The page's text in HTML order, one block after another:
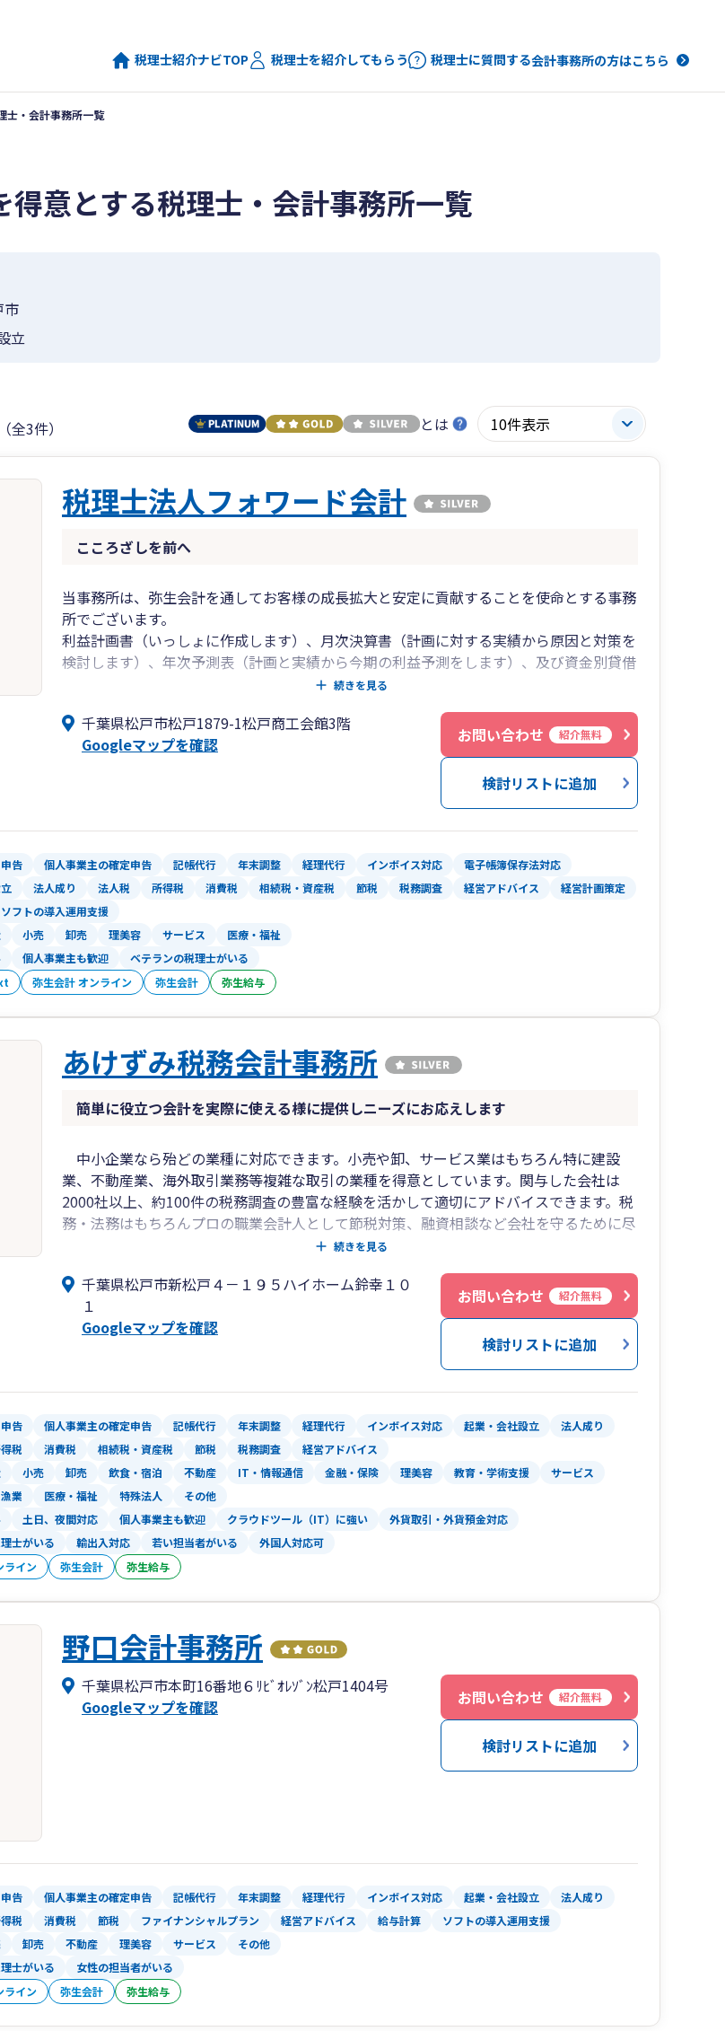
税理士紹介ナビTOP 税理士を紹介してもらう 税理士に質問する会計事務所の方はこちら
士・会計事務所一覧
意とする税理士・会計事務所一覧
市
立
全3件） とは
税理士法人フォワード会計
こころざしを前へ
当事務所は、弥生会計を通してお客様の成長拡大と安定に貢献することを使命とする事務
所でございます。
利益計画書（いっしょに作成します）、月次決算書（計画に対する実績から原因と対策を
検討します）、年次予測表（計画と実績から今期の利益予測をします）、及び資金別貸借
対照表（お金のバランスを診断します）などによりお客様が安心して経営できますようサ
現在、総勢6名の小規模の事務所ではございますが、税理士（所長、副所長）が対応させ
ていただきます。
当事務所は、”お客様に寄り添う日本一”を目指しており、お客様のお困りごと、心配事の
続きを見る
千葉県松戸市松戸1879-1松戸商工会館3階
Googleマップを確認
お問い合わせ 紹介無料
検討リストに追加
告 個人事業主の確定申告 記帳代行 年末調整 経理代行 インボイス対応
電子帳簿保存法対応
法人成り 法人税 所得税 消費税 相続税・資産税 節税 税務調査 経営アドバイス
経営計画策定
ソフトの導入運用支援
小売 卸売 理美容 サービス 医療・福祉
個人事業主も歓迎 ベテランの税理士がいる
弥生会計 オンライン 弥生会計 弥生給与
あけずみ税務会計事務所
簡単に役立つ会計を実際に使える様に提供しニーズにお応えします
中小企業なら殆どの業種に対応できます。小売や卸、サービス業はもちろん特に建設
業、不動産業、海外取引業務等複雑な取引の業種を得意としています。関与した会社は
2000社以上、約100件の税務調査の豊富な経験を活かして適切にアドバイスできます。税
務・法務はもちろんプロの職業会計人として節税対策、融資相談など会社を守るために尽
のために常日頃からお客様との情報共有を大事にしております。机上の画一的な処理だけ
でなくお客様のニーズにあった最良の対策を柔軟に提供いたします。最良の対策をとるた
めにお客様一人ひとりに丁寧に専属の事務員が応対いたします。記帳代行については、業
務の内容に応じて適切な方法を提供しています。領収書から会計資料の作成や出納帳、銀
行帳等からの帳簿の作成などもお客様のニーズにあった情報を提供できる記帳方法を提供
します。記帳と同時にお客様にプロとしての税務会計処理を簡略化してお伝えします。気
軽にご相談ください。
続きを見る
千葉県松戸市新松戸４－１９５ハイホーム鈴幸１０
１
Googleマップを確認
お問い合わせ 紹介無料
検討リストに追加
告 個人事業主の確定申告 記帳代行 年末調整 経理代行 インボイス対応 起業・会社設立
法人成り
税 消費税 相続税・資産税 節税 税務調査 経営アドバイス
小売 卸売 飲食・宿泊 不動産 IT・情報通信 金融・保険 理美容 教育・学術支援
サービス
業
医療・福祉 特殊法人 その他
土日、夜間対応 個人事業主も歓迎 クラウドツール（IT）に強い
外貨取引・外貨預金対応
士がいる
輸出入対応 若い担当者がいる 外国人対応可
ライン 弥生会計 弥生給与
野口会計事務所
千葉県松戸市本町16番地６ﾘﾋﾞｵﾚｿﾞﾝ松戸1404号
Googleマップを確認
お問い合わせ 紹介無料
検討リストに追加
告 個人事業主の確定申告 記帳代行 年末調整 経理代行 インボイス対応 起業・会社設立
法人成り
税 消費税 節税 ファイナンシャルプラン 経営アドバイス 給与計算 ソフトの導入運用支援
卸売 不動産 理美容 サービス その他
士がいる 女性の担当者がいる
ライン 弥生会計 弥生給与